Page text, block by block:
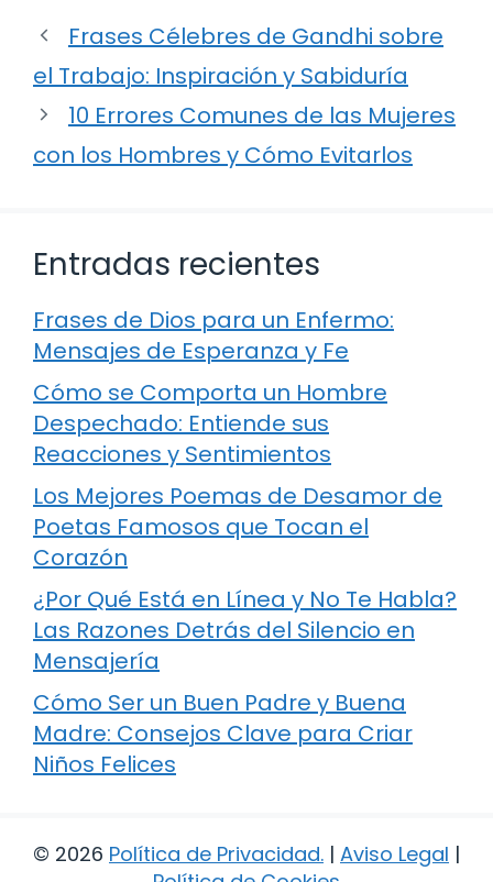
Frases Célebres de Gandhi sobre
el Trabajo: Inspiración y Sabiduría
10 Errores Comunes de las Mujeres
con los Hombres y Cómo Evitarlos
Entradas recientes
Frases de Dios para un Enfermo:
Mensajes de Esperanza y Fe
Cómo se Comporta un Hombre
Despechado: Entiende sus
Reacciones y Sentimientos
Los Mejores Poemas de Desamor de
Poetas Famosos que Tocan el
Corazón
¿Por Qué Está en Línea y No Te Habla?
Las Razones Detrás del Silencio en
Mensajería
Cómo Ser un Buen Padre y Buena
Madre: Consejos Clave para Criar
Niños Felices
© 2026 Política de Privacidad. | Aviso Legal |